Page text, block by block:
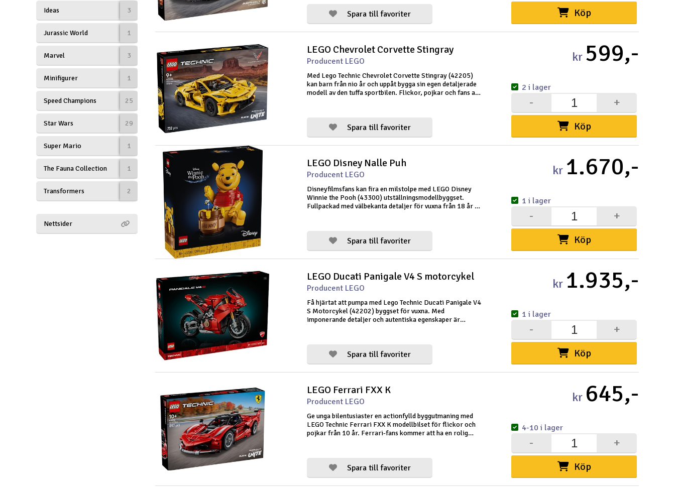
Smarthem, lek och hobby
Solenergi
Verktyg, utrustning och tillbehör
Ideas 3
Jurassic World 1
Marvel 3
Minifigurer 1
Speed Champions 25
Star Wars 29
Super Mario 1
The Fauna Collection 1
Transformers 2
Nettsider
Spara till favoriter Köp
LEGO Chevrolet Corvette Stingray
Producent LEGO
Med Lego Technic Chevrolet Corvette Stingray (42205)
kan barn från nio år och uppåt bygga sin egen detaljerade
modell av den tuffa sportbilen. Flickor, pojkar och fans av
Spara till favoriter
kr 599,-
Köp
+
-
2 i lager
LEGO Disney Nalle Puh
Producent LEGO
Disneyfilmsfans kan fira en milstolpe med LEGO Disney
Winnie the Pooh (43300) utställningsmodellbyggset.
Fullpackad med välbekanta detaljer för vuxna från 18 år är
Spara till favoriter
kr 1.670,-
Köp
+
-
1 i lager
LEGO Ducati Panigale V4 S motorcykel
Producent LEGO
Få hjärtat att pumpa med Lego Technic Ducati Panigale V4
S Motorcykel (42202) byggset för vuxna. Med
imponerande detaljer och autentiska egenskaper är
Spara till favoriter
kr 1.935,-
Köp
+
-
1 i lager
LEGO Ferrari FXX K
Producent LEGO
Ge unga bilentusiaster en actionfylld byggutmaning med
LEGO Technic Ferrari FXX K modellbilset för flickor och
pojkar från 10 år. Ferrari-fans kommer att ha en rolig
Spara till favoriter
kr 645,-
Köp
+
-
4-10 i lager